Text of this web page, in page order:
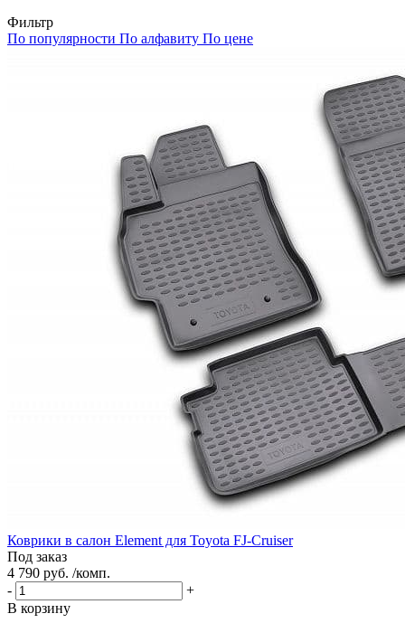
Фильтр
По популярности По алфавиту По цене
Коврики в салон Element для Toyota FJ-Cruiser
Под заказ
4 790 руб. /комп.
-
+
В корзину